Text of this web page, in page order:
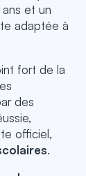
et un
adaptée à
fort de la
des
officiel,
.